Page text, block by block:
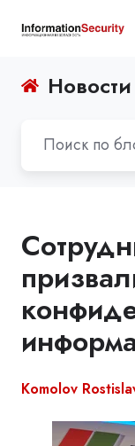
Новости
Komolov